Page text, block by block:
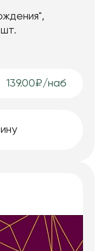
139.00₽/наб